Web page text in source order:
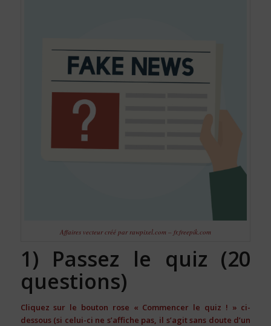
Affaires vecteur créé par rawpixel.com – fr.freepik.com
1) Passez le quiz (20
questions)
Cliquez sur le bouton rose « Commencer le quiz ! » ci-
dessous (si celui-ci ne s’affiche pas, il s’agit sans doute d’un